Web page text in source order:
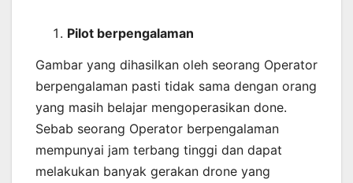
Pilot berpengalaman
Gambar yang dihasilkan oleh seorang Operator
berpengalaman pasti tidak sama dengan orang
yang masih belajar mengoperasikan done.
Sebab seorang Operator berpengalaman
mempunyai jam terbang tinggi dan dapat
melakukan banyak gerakan drone yang